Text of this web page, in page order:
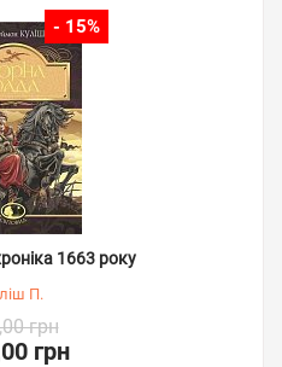
- 15%
1663 року
П.
грн
грн